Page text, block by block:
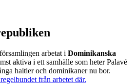
arbetat i Dominikanska
aktiva i ett samhälle som heter Palavé
haitier och dominikaner nu bor.
från arbetet där.